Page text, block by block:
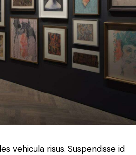
vehicula risus. Suspendisse id